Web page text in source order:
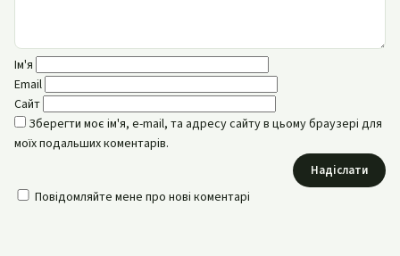
Ім'я
Email
Сайт
Зберегти моє ім'я, e-mail, та адресу сайту в цьому браузері для
моїх подальших коментарів.
Надіслати
Повідомляйте мене про нові коментарі